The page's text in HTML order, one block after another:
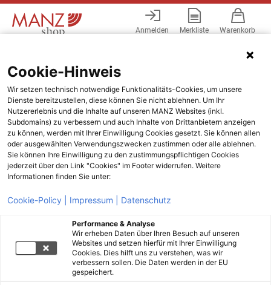
Anmelden Merkliste Warenkorb
Cookie-Hinweis
Wir setzen technisch notwendige Funktionalitäts-Cookies, um unsere
Dienste bereitzustellen, diese können Sie nicht ablehnen. Um Ihr
Nutzererlebnis und die Inhalte auf unseren MANZ Websites (inkl.
Subdomains) zu verbessern und auch Inhalte von Drittanbietern anzeigen
zu können, werden mit Ihrer Einwilligung Cookies gesetzt. Sie können allen
oder ausgewählten Verwendungszwecken zustimmen oder alle ablehnen.
Sie können Ihre Einwilligung zu den zustimmungspflichtigen Cookies
jederzeit über den Link "Cookies" im Footer widerrufen. Weitere
Informationen finden Sie unter:
Cookie-Policy | Impressum | Datenschutz
Performance & Analyse
Wir erheben Daten über Ihren Besuch auf unseren
Websites und setzen hierfür mit Ihrer Einwilligung
Cookies. Dies hilft uns zu verstehen, was wir
verbessern sollen. Die Daten werden in der EU
gespeichert.